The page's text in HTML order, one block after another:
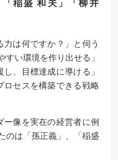
稲盛 和夫」「柳井
力は何ですか？」と伺う
い環境を作り出せる」
、目標達成に導ける」
ロセスを構築できる戦略
ー像を実在の経営者に例
のは「孫正義」、「稲盛